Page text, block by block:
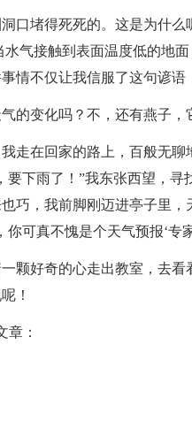
堵得死死的。这是为什么
气接触到表面温度低的地
情不仅让我信服了这句谚语
变化吗？不，还有燕子，
在回家的路上，百般无聊
要下雨了！”我东张西望，
巧，我前脚刚迈进亭子里
可真不愧是个天气预报‘专
好奇的心走出教室，去看
！
章：